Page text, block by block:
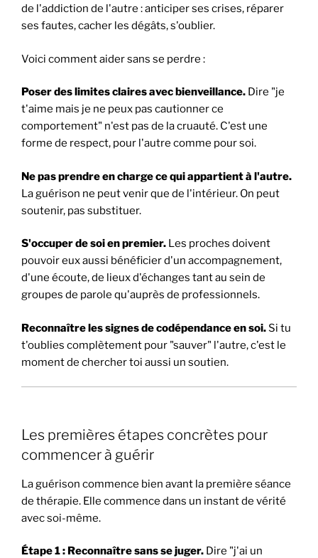
de l'addiction de l'autre : anticiper ses crises, réparer
ses fautes, cacher les dégâts, s'oublier.
Voici comment aider sans se perdre :
Poser des limites claires avec bienveillance. Dire "je
t'aime mais je ne peux pas cautionner ce
comportement" n'est pas de la cruauté. C'est une
forme de respect, pour l'autre comme pour soi.
Ne pas prendre en charge ce qui appartient à l'autre.
La guérison ne peut venir que de l'intérieur. On peut
soutenir, pas substituer.
S'occuper de soi en premier. Les proches doivent
pouvoir eux aussi bénéficier d'un accompagnement,
d'une écoute, de lieux d'échanges tant au sein de
groupes de parole qu'auprès de professionnels.
Reconnaître les signes de codépendance en soi.Si tu
t'oublies complètement pour "sauver" l'autre, c'est le
moment de chercher toi aussi un soutien.
Les premières étapes concrètes pour
commencer à guérir
La guérison commence bien avant la première séance
de thérapie. Elle commence dans un instant de vérité
avec soi-même.
Étape 1 : Reconnaître sans se juger. Dire "j'ai un